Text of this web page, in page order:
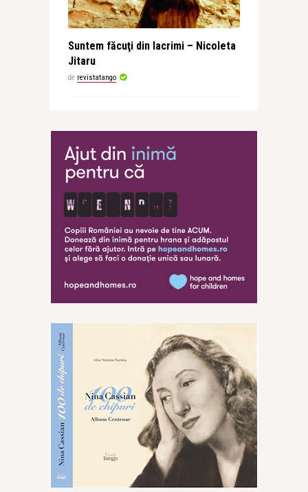
Suntem făcuţi din lacrimi – Nicoleta
Jitaru
de revistatango